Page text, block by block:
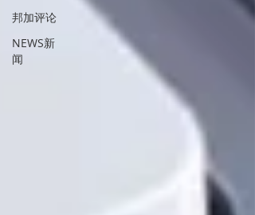
邦加评论
NEWS新
闻